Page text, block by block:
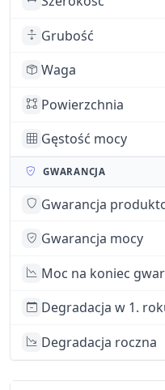
Grubość
Waga
Powierzchnia
Gęstość mocy
GWARANCJA
Gwarancja
Gwarancja mocy
Moc na koniec
Degradacja w 1.
Degradacja roczna